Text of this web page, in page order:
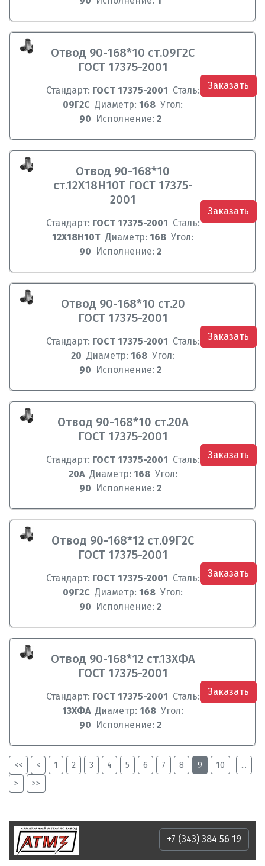
Отвод 90-168*10 ст.09Г2С
ГОСТ 17375-2001
Стандарт: ГОСТ 17375-2001 Сталь:
09Г2С Диаметр:168 Угол:
90 Исполнение:2
Заказать
Отвод 90-168*10
ст.12Х18Н10Т ГОСТ 17375-
2001
Стандарт: ГОСТ 17375-2001 Сталь:
12Х18Н10Т Диаметр:168 Угол:
90 Исполнение:2
Заказать
Отвод 90-168*10 ст.20
ГОСТ 17375-2001
Стандарт: ГОСТ 17375-2001 Сталь:
20 Диаметр:168 Угол:
90 Исполнение:2
Заказать
Отвод 90-168*10 ст.20А
ГОСТ 17375-2001
Стандарт: ГОСТ 17375-2001 Сталь:
20А Диаметр: 168 Угол:
90 Исполнение:2
Заказать
Отвод 90-168*12 ст.09Г2С
ГОСТ 17375-2001
Стандарт: ГОСТ 17375-2001 Сталь:
09Г2С Диаметр:168 Угол:
90 Исполнение:2
Заказать
Отвод 90-168*12 ст.13ХФА
ГОСТ 17375-2001
Стандарт: ГОСТ 17375-2001 Сталь:
13ХФА Диаметр:168 Угол:
90 Исполнение:2
Заказать
<< < 1 2 3 4 5 6 7 8 9 10
...
>
>>
+7 (343) 384 56 19